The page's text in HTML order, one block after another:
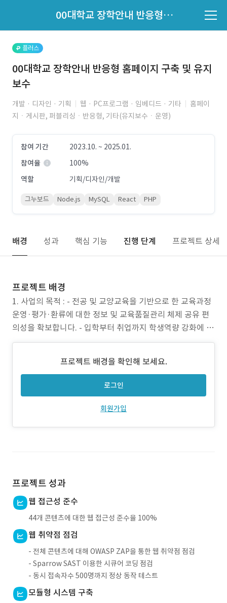
00대학교 장학안내 반응형 홈페이지 구축 및 유지보수
지원자 목록 바로가기
플러스
00대학교 장학안내 반응형 홈페이지 구축 및 유지
보수
개발 · 디자인 · 기획 웹 · PC프로그램 · 임베디드 · 기타
홈페이
지ㆍ게시판, 퍼블리싱ㆍ반응형, 기타(유지보수ㆍ운영)
참여 기간
2023.10. ~ 2025.01.
참여율
100%
역할
기획/디자인/개발
그누보드 Node.js MySQL React PHP
배경 성과 핵심 기능 진행 단계 프로젝트 상세
프로젝트 배경
1. 사업의 목적 : - 전공 및 교양교육을 기반으로 한 교육과정
운영·평가·환류에 대한 정보 및 교육품질관리 체제 공유 편
의성을 확보합니다. - 입학부터 취업까지 학생역량 강화에 필
요한 정보 제공을 위한 콘텐츠 플랫폼 및 교육지원 서비스 기
시스템의 정비, 개선을 위한 새로운 콘텐츠와 시각적 표현방
법을 적용합니다. - 통합관리기반 조성 및 브
프로젝트 배경을 확인해 보세요.
로그인
회원가입
프로젝트 성과
웹 접근성 준수
44개 콘텐츠에 대한 웹 접근성 준수율 100%
웹 취약점 점검
- 전체 콘텐츠에 대해 OWASP ZAP을 통한 웹 취약점 점검
- Sparrow SAST 이용한 시큐어 코딩 점검
- 동시 접속자수 500명까지 정상 동작 테스트
모듈형 시스템 구축